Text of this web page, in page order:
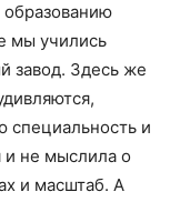
образованию
мы учились
завод. Здесь же
специальность и
и не мыслила о
и масштаб. А